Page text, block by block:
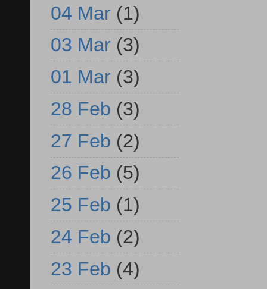
04 Mar (1)
03 Mar (3)
01 Mar (3)
28 Feb (3)
27 Feb (2)
26 Feb (5)
25 Feb (1)
24 Feb (2)
23 Feb (4)